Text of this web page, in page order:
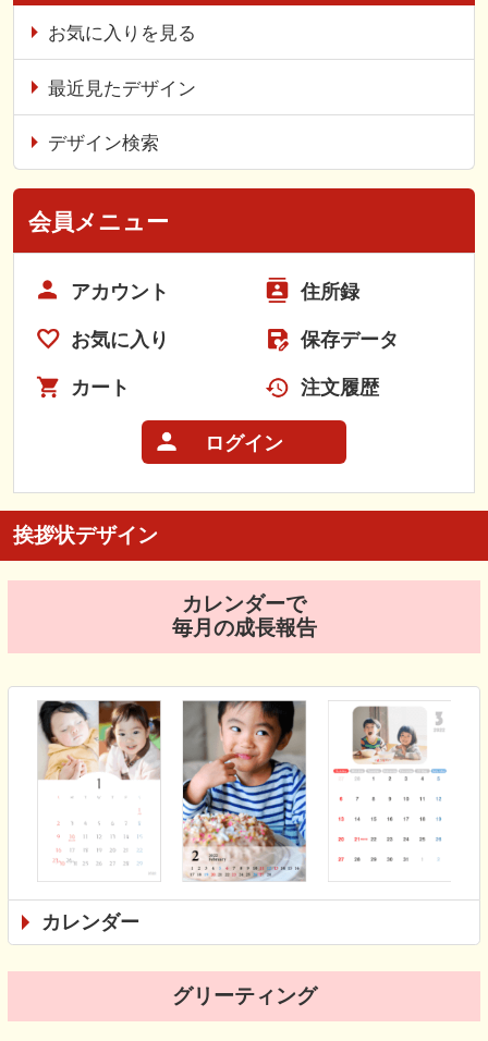
お気に入りを見る
最近見たデザイン
デザイン検索
会員メニュー
アカウント 住所録
お気に入り 保存データ
カート 注文履歴
ログイン
挨拶状デザイン
カレンダーで
毎月の成長報告
カレンダー
グリーティング